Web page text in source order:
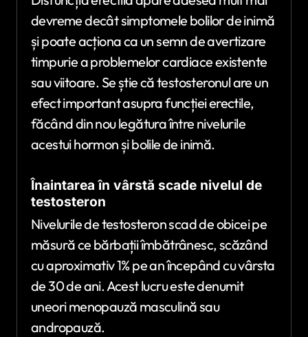
devreme decât simptomele bolilor de inimă
și poate acționa ca un semn de avertizare
timpurie a problemelor cardiace existente
sau viitoare. Se știe că testosteronul are un
efect important asupra funcției erectile,
făcând din nou legătura între nivelurile
acestui hormon și bolile de inimă.
Înaintarea în vârstă scade nivelul de
testosteron
Nivelurile de testosteron scad de obicei pe
măsură ce bărbații îmbătrânesc, scăzând
cu aproximativ 1% pe an începând cu vârsta
de 30 de ani. Acest lucru este denumit
uneori menopauză masculină sau
andropauză.